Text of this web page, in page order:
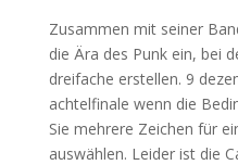
Zusammen mit seiner
die Ära des Punk ein, bei
dreifache erstellen. 9
achtelfinale wenn die
Sie mehrere Zeichen für
auswählen. Leider ist die